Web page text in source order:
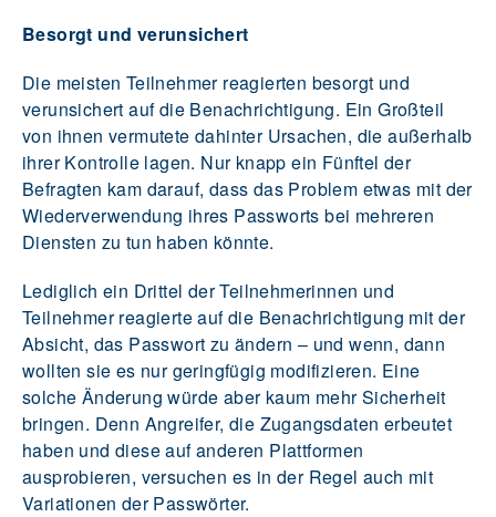
Besorgt und verunsichert
Die meisten Teilnehmer reagierten besorgt und
verunsichert auf die Benachrichtigung. Ein Großteil
von ihnen vermutete dahinter Ursachen, die außerhalb
ihrer Kontrolle lagen. Nur knapp ein Fünftel der
Befragten kam darauf, dass das Problem etwas mit der
Wiederverwendung ihres Passworts bei mehreren
Diensten zu tun haben könnte.
Lediglich ein Drittel der Teilnehmerinnen und
Teilnehmer reagierte auf die Benachrichtigung mit der
Absicht, das Passwort zu ändern – und wenn, dann
wollten sie es nur geringfügig modifizieren. Eine
solche Änderung würde aber kaum mehr Sicherheit
bringen. Denn Angreifer, die Zugangsdaten erbeutet
haben und diese auf anderen Plattformen
ausprobieren, versuchen es in der Regel auch mit
Variationen der Passwörter.